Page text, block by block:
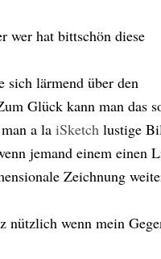
wer hat bittschön diese
lärmend über den
Glück kann man das
man a laiSketch lustige
jemand einem einen
Zeichnung
nützlich wenn mein